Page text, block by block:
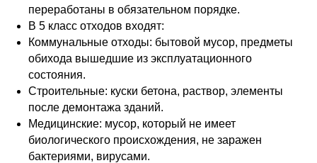
переработаны в обязательном порядке.
В 5 класс отходов входят:
Коммунальные отходы: бытовой мусор, предметы
обихода вышедшие из эксплуатационного
состояния.
Строительные: куски бетона, раствор, элементы
после демонтажа зданий.
Медицинские: мусор, который не имеет
биологического происхождения, не заражен
бактериями, вирусами.